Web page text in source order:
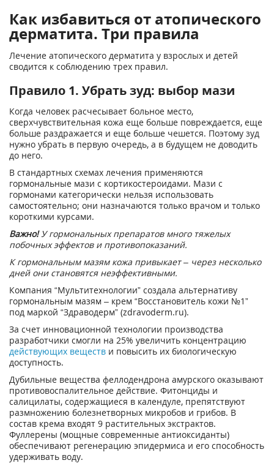
Как избавиться от атопического
дерматита. Три правила
Лечение атопического дерматита у взрослых и детей
сводится к соблюдению трех правил.
Правило 1. Убрать зуд: выбор мази
Когда человек расчесывает больное место,
сверхчувствительная кожа еще больше повреждается, еще
больше раздражается и еще больше чешется. Поэтому зуд
нужно убрать в первую очередь, а в будущем не доводить
до него.
В стандартных схемах лечения применяются
гормональные мази с кортикостероидами. Мази с
гормонами категорически нельзя использовать
самостоятельно; они назначаются только врачом и только
короткими курсами.
Важно!У гормональных препаратов много тяжелых
побочных эффектов и противопоказаний.
К гормональным мазям кожа привыкает – через несколько
дней они становятся неэффективными.
Компания “Мультитехнологии” создала альтернативу
гормональным мазям – крем “Восстановитель кожи №1”
под маркой “Здраводерм” (zdravoderm.ru).
За счет инновационной технологии производства
разработчики смогли на 25% увеличить концентрацию
действующих веществ и повысить их биологическую
доступность.
Дубильные вещества феллодендрона амурского оказывают
противовоспалительное действие. Фитонциды и
салицилаты, содержащиеся в календуле, препятствуют
размножению болезнетворных микробов и грибов. В
состав крема входят 9 растительных экстрактов.
Фуллерены (мощные современные антиоксиданты)
обеспечивают регенерацию эпидермиса и его способность
удерживать воду.